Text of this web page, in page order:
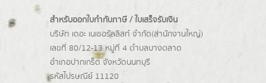
สำหรับออกใบกำกับภาษี / ใบเสร็จรับเงิน
บริษัท เดอะ เนเชอรัลลิสท์ จำกัด(ส่านักงานใหญ่)
เลขที่ 80/12-13 หมู่ที่ 4 ตำบลบางตลาด
อำเภอปากเกร็ดจังหวัดนนทบุรี
รหัสไปรษณีย์ 11120